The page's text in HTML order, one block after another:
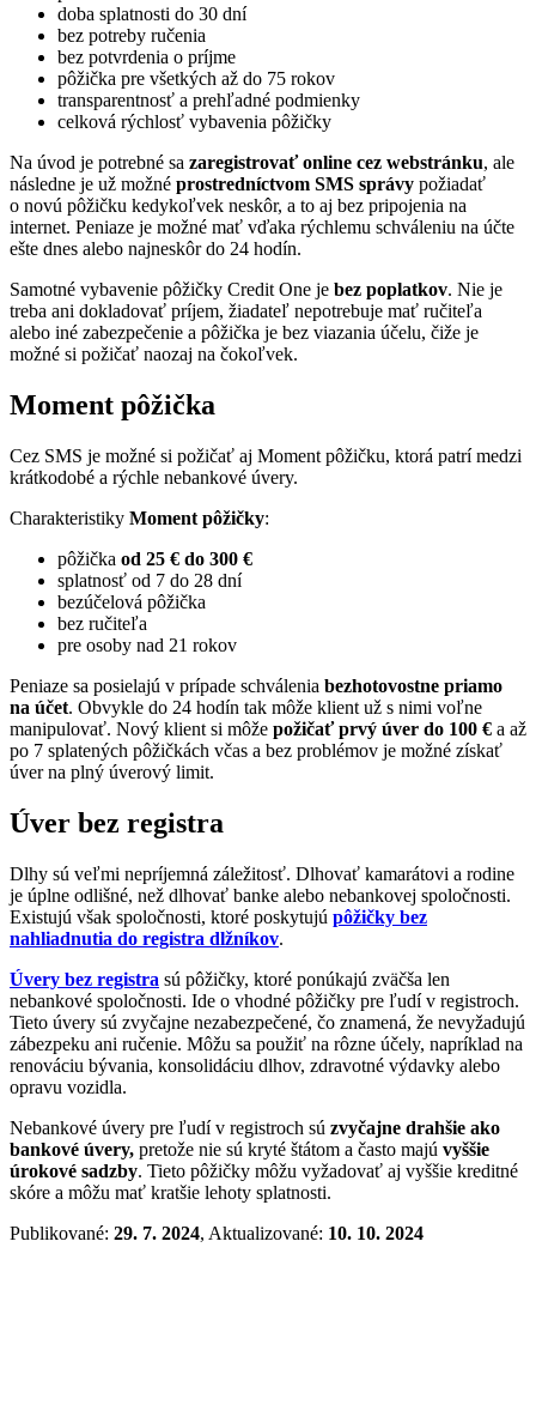
doba splatnosti do 30 dní
bez potreby ručenia
bez potvrdenia o príjme
pôžička pre všetkých až do 75 rokov
transparentnosť a prehľadné podmienky
celková rýchlosť vybavenia pôžičky
Na úvod je potrebné sa zaregistrovať online cez webstránku, ale
následne je už možné prostredníctvom SMS správy požiadať
o novú pôžičku kedykoľvek neskôr, a to aj bez pripojenia na
internet. Peniaze je možné mať vďaka rýchlemu schváleniu na účte
ešte dnes alebo najneskôr do 24 hodín.
Samotné vybavenie pôžičky Credit One je bez poplatkov. Nie je
treba ani dokladovať príjem, žiadateľ nepotrebuje mať ručiteľa
alebo iné zabezpečenie a pôžička je bez viazania účelu, čiže je
možné si požičať naozaj na čokoľvek.
Moment pôžička
Cez SMS je možné si požičať aj Moment pôžičku, ktorá patrí medzi
krátkodobé a rýchle nebankové úvery.
Charakteristiky Moment pôžičky:
pôžička od 25 € do 300 €
splatnosť od 7 do 28 dní
bezúčelová pôžička
bez ručiteľa
pre osoby nad 21 rokov
Peniaze sa posielajú v prípade schválenia bezhotovostne priamo
na účet. Obvykle do 24 hodín tak môže klient už s nimi voľne
manipulovať. Nový klient si môže požičať prvý úver do 100 € a až
po 7 splatených pôžičkách včas a bez problémov je možné získať
úver na plný úverový limit.
Úver bez registra
Dlhy sú veľmi nepríjemná záležitosť. Dlhovať kamarátovi a rodine
je úplne odlišné, než dlhovať banke alebo nebankovej spoločnosti.
Existujú však spoločnosti, ktoré poskytujú pôžičky bez
nahliadnutia do registra dlžníkov.
Úvery bez registra sú pôžičky, ktoré ponúkajú zväčša len
nebankové spoločnosti. Ide o vhodné pôžičky pre ľudí v registroch.
Tieto úvery sú zvyčajne nezabezpečené, čo znamená, že nevyžadujú
zábezpeku ani ručenie. Môžu sa použiť na rôzne účely, napríklad na
renováciu bývania, konsolidáciu dlhov, zdravotné výdavky alebo
opravu vozidla.
Nebankové úvery pre ľudí v registroch sú zvyčajne drahšie ako
bankové úvery, pretože nie sú kryté štátom a často majú vyššie
úrokové sadzby. Tieto pôžičky môžu vyžadovať aj vyššie kreditné
skóre a môžu mať kratšie lehoty splatnosti.
Publikované: 29. 7. 2024, Aktualizované: 10. 10. 2024